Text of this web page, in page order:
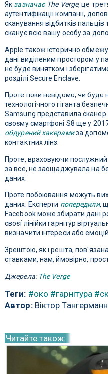
Як зазначає The Verge, це
аутентифікації компанії,
сканування відбитків
сканує всю вашу особу за
Apple також історично
дані виділеним простором у
не буде винятком і
розділі Secure Enclave.
Проте поки невідомо, чи буде
технологічного гіганта
Samsung представила
своєму смартфоні S8 ще у
обдурений хакерамиза
контактних лінз.
Проте, враховуючи
за все, не заощаджувала на
даних.
Проте побоювання можуть
даних. Експерти попередили,
Facebook може збирати дані
своєї лінійки гарнітур
визначити інтереси або
Зрештою, як і решта,
ставками, нам, ймовірно,
Джерела: The Verge
Теги: #око #гарнітура
Автор:Віктор Тангерманн
Читайте також: